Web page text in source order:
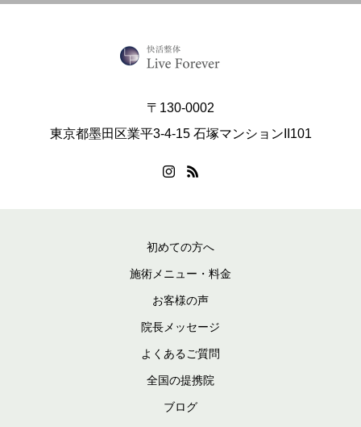
〒130-0002
東京都墨田区業平3-4-15 石塚マンションII101
初めての方へ
施術メニュー・料金
お客様の声
院長メッセージ
よくあるご質問
全国の提携院
ブログ